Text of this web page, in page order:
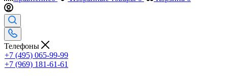
Телефоны
+7 (495) 065-99-99
+7 (969) 181-61-61